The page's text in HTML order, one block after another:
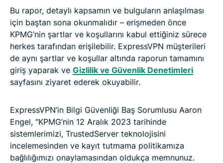
Bu rapor, detaylı kapsamın ve bulguların anlaşılması
için baştan sona okunmalıdır – erişmeden önce
KPMG’nin şartlar ve koşullarını kabul ettiğiniz sürece
herkes tarafından erişilebilir. ExpressVPN müşterileri
de aynı şartlar ve koşullar altında raporun tamamını
giriş yaparak ve Gizlilik ve Güvenlik Denetimleri
sayfasını ziyaret ederek okuyabilir.
ExpressVPN’in Bilgi Güvenliği Baş Sorumlusu Aaron
Engel, “KPMG’nin 12 Aralık 2023 tarihinde
sistemlerimizi, TrustedServer teknolojisini
incelemesinden ve kayıt tutmama politikamıza
bağlılığımızı onaylamasından oldukça memnunuz.